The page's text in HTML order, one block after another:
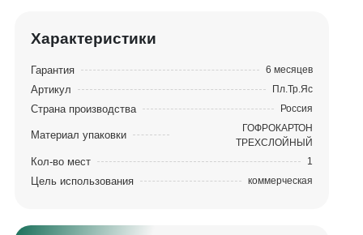
Характеристики
Гарантия 6 месяцев
Артикул Пл.Тр.Яс
Страна производства Россия
Материал упаковки
ГОФРОКАРТОН
ТРЕХСЛОЙНЫЙ
Кол-во мест 1
Цель использования коммерческая